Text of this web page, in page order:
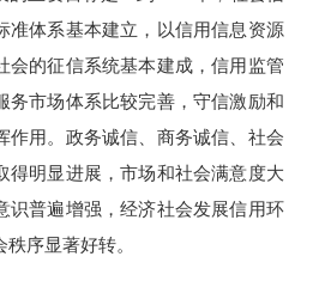
准体系基本建立，以信用信息资源
会的征信系统基本建成，信用监管
务市场体系比较完善，守信激励和
作用。政务诚信、商务诚信、社会
得明显进展，市场和社会满意度大
识普遍增强，经济社会发展信用环
秩序显著好转。